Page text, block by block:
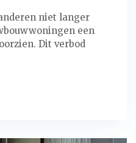
niet langer
een
Dit verbod